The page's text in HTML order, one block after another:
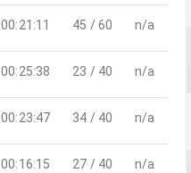
00:21:11 45 / 60 n/a
00:25:38 23 / 40 n/a
00:23:47 34 / 40 n/a
00:16:15 27 / 40 n/a